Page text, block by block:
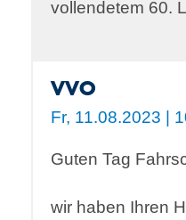
vollendetem 60.
VVO
Fr, 11.08.2023 |
Guten Tag
wir haben Ihren